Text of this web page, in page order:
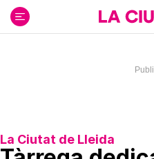
contenido
La Ciutat de Lleida